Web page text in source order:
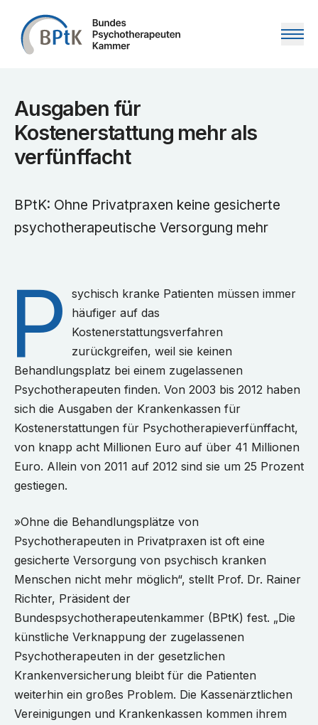
Zum Inhalt springen
Ausgaben für
Kostenerstattung mehr als
verfünffacht
BPtK: Ohne Privatpraxen keine gesicherte
psychotherapeutische Versorgung mehr
P
sychisch kranke Patienten müssen immer
häufiger auf das
Kostenerstattungsverfahren
zurückgreifen, weil sie keinen
Behandlungsplatz bei einem zugelassenen
Psychotherapeuten finden. Von 2003 bis 2012 haben
sich die Ausgaben der Krankenkassen für
Kostenerstattungen für Psychotherapieverfünffacht,
von knapp acht Millionen Euro auf über 41 Millionen
Euro. Allein von 2011 auf 2012 sind sie um 25 Prozent
gestiegen.
»Ohne die Behandlungsplätze von
Psychotherapeuten in Privatpraxen ist oft eine
gesicherte Versorgung von psychisch kranken
Menschen nicht mehr möglich“, stellt Prof. Dr. Rainer
Richter, Präsident der
Bundespsychotherapeutenkammer (BPtK) fest. „Die
künstliche Verknappung der zugelassenen
Psychotherapeuten in der gesetzlichen
Krankenversicherung bleibt für die Patienten
weiterhin ein großes Problem. Die Kassenärztlichen
Vereinigungen und Krankenkassen kommen ihrem